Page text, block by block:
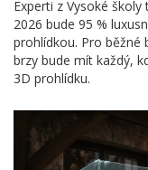
Experti z Vysoké
2026 bude 95 %
prohlídkou. Pro běžné
brzy bude mít každý,
3D prohlídku.